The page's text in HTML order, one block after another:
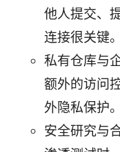
他人提交、
连接很关键。
私有仓库与
额外的访问
外隐私保护。
安全研究与